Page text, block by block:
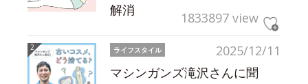
解消
1833897 view
2025/12/11
ライフスタイル
マシンガンズ滝沢さんに聞